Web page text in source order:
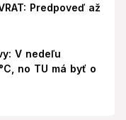
Predpoveď až
V nedeľu
no TU má byť o